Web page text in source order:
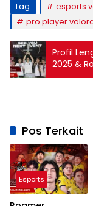
Tag:
esports
pro player
Profil
2025 &
Pos Terkait
Esports